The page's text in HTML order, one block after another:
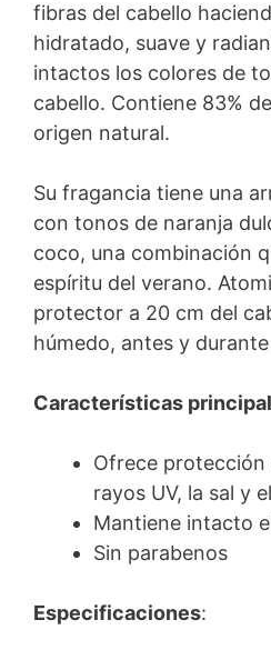
fibras del cabello
hidratado, suave y
intactos los colores de
cabello. Contiene 83%
origen natural.
Su fragancia tiene una
con tonos de naranja
coco, una combinación
espíritu del verano.
protector a 20 cm del
húmedo, antes y
Características
Ofrece
rayos UV, la sal y
Mantiene intacto
Sin parabenos
Especificaciones: